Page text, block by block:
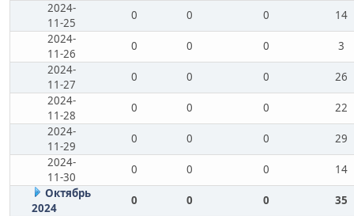
2024-
11-25
0 0 0
14
2024-
11-26
0 0 0
3
2024-
11-27
0 0 0
26
2024-
11-28
0 0 0
22
2024-
11-29
0 0 0
29
2024-
11-30
0 0 0
14
Октябрь
2024
0 0 0 35